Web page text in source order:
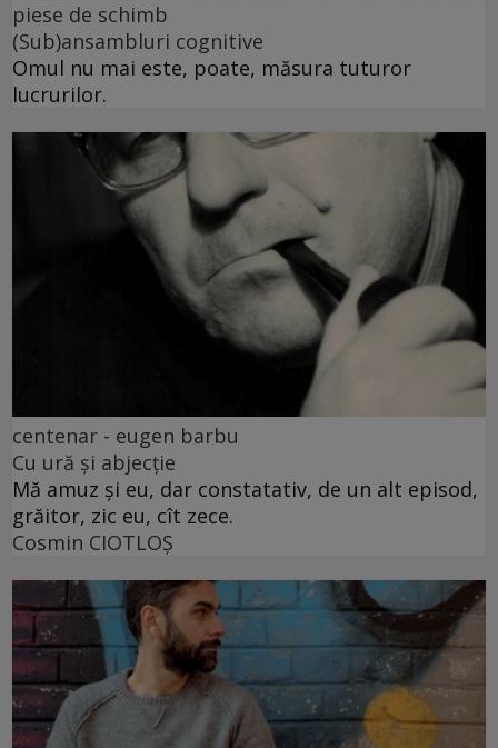
piese de schimb
(Sub)ansambluri cognitive
Omul nu mai este, poate, măsura tuturor
lucrurilor.
centenar - eugen barbu
Cu ură și abjecție
Mă amuz și eu, dar constatativ, de un alt episod,
grăitor, zic eu, cît zece.
Cosmin CIOTLOŞ